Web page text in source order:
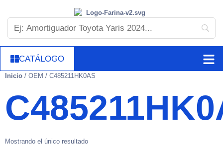
CATÁLOGO
Inicio / OEM / C485211HK0AS
Mostrando el único resultado